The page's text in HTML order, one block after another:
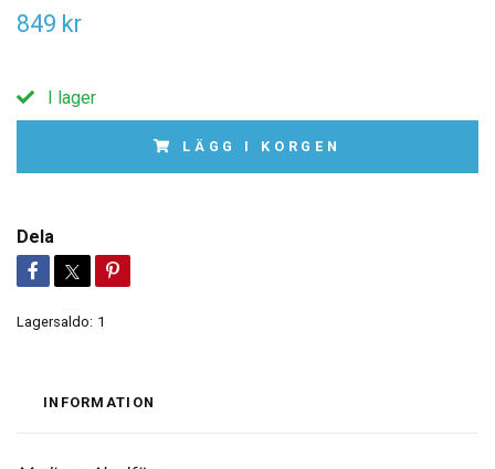
849 kr
I lager
LÄGG I KORGEN
Dela
Lagersaldo: 1
INFORMATION